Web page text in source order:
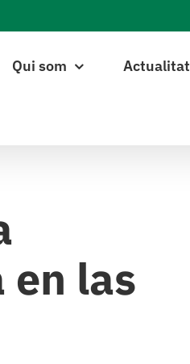
Qui som Actualitat
en las